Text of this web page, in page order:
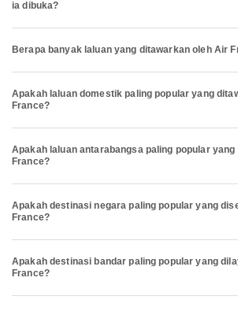
ia dibuka?
Berapa banyak laluan yang ditawarkan oleh Air
Apakah laluan domestik paling popular yang
France?
Apakah laluan antarabangsa paling popular
France?
Apakah destinasi negara paling popular yang
France?
Apakah destinasi bandar paling popular yang
France?